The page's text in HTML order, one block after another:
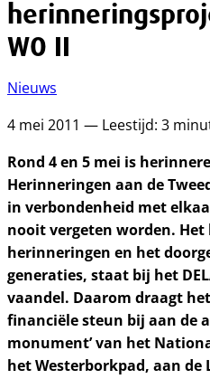
WO II
Nieuws
4 mei 2011 — Leestijd: 3
Rond 4 en 5 mei is
Herinneringen aan de
in verbondenheid met
nooit vergeten worden.
herinneringen en het
generaties, staat bij het
vaandel. Daarom draagt
financiële steun bij aan de
monument’ van het
het Westerborkpad, aan